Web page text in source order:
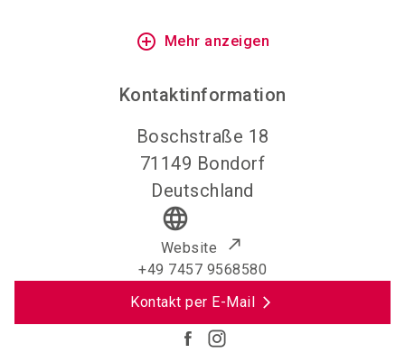
add_circle_outline Mehr anzeigen
Kontaktinformation
Boschstraße 18
71149 Bondorf
Deutschland
language
Website
+49 7457 9568580
Kontakt per E-Mail